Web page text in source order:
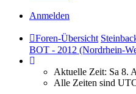
Anmelden
Foren-Übersicht
BOT - 2012 (Nordrhein-
Aktuelle Zeit: Sa 8.
Alle Zeiten sind